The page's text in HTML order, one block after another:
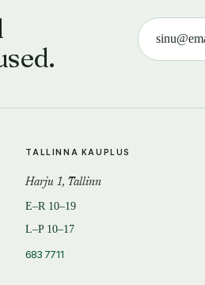
TALLINNA KAUPLUS
Harju 1, Tallinn
E–R 10–19
L–P 10–17
683 7711